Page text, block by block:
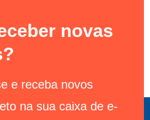
novas
e receba novos
na sua caixa de e-